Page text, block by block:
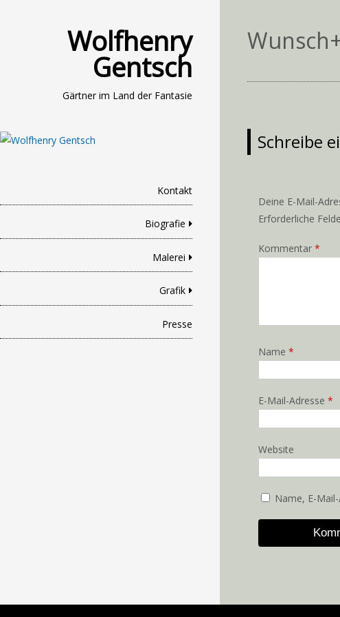
Wolfhenry
Gentsch
Gärtner im Land der Fantasie
Kontakt
Biografie
Malerei
Grafik
Presse
Schreibe
Deine E-Mail-
Erforderliche
Kommentar *
Name *
E-Mail-Adresse *
Website
Name, E-